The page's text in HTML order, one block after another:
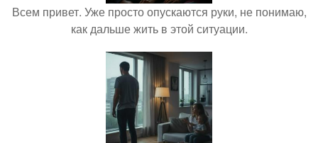
Всем привет. Уже просто опускаются руки, не понимаю,
как дальше жить в этой ситуации.